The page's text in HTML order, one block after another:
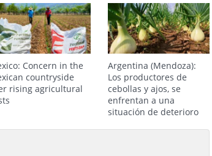
Concern in the
countryside
rising agricultural
Argentina (Mendoza):
Los productores de
cebollas y ajos, se
enfrentan a una
situación de deterioro